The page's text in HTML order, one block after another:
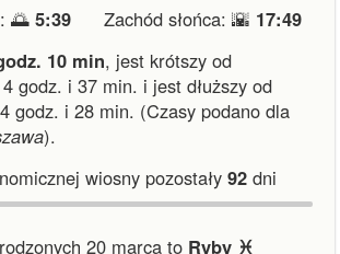
🌅 5:39 Zachód słońca: 🌇 17:49
10 min, jest krótszy od
godz. i 37 min. i jest dłuższy od
godz. i 28 min. (Czasy podano dla
).
wiosny pozostały 92 dni
20 marca to Ryby ♓︎